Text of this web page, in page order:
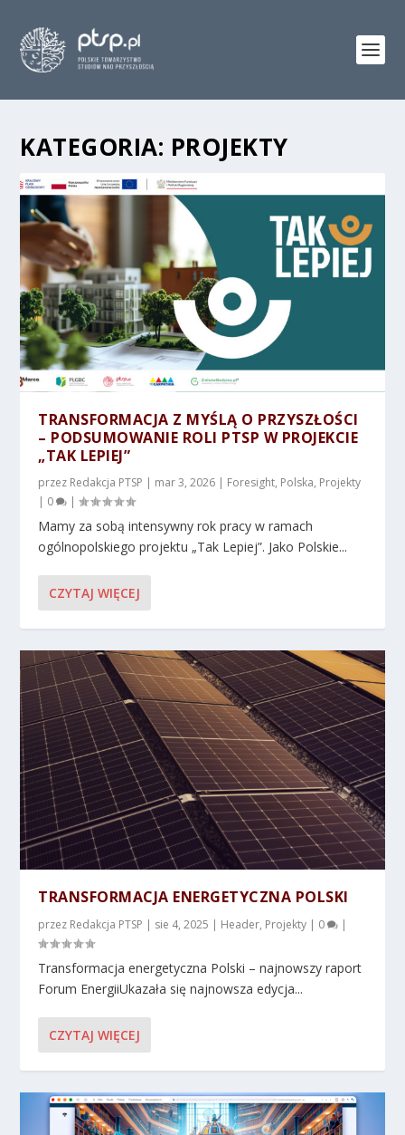
KATEGORIA: PROJEKTY
TRANSFORMACJA Z MYŚLĄ O PRZYSZŁOŚCI
– PODSUMOWANIE ROLI PTSP W PROJEKCIE
„TAK LEPIEJ”
przez Redakcja PTSP | mar 3, 2026 | Foresight, Polska, Projekty
| 0 |
Mamy za sobą intensywny rok pracy w ramach
ogólnopolskiego projektu „Tak Lepiej”. Jako Polskie...
CZYTAJ WIĘCEJ
TRANSFORMACJA ENERGETYCZNA POLSKI
przez Redakcja PTSP | sie 4, 2025 | Header, Projekty | 0 |
Transformacja energetyczna Polski – najnowszy raport
Forum EnergiiUkazała się najnowsza edycja...
CZYTAJ WIĘCEJ